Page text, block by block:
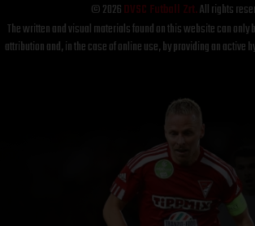
© 2026DVSC Futball Zrt.All rights
The written and visual materials found on this website can only
attribution and, in the case of online use, by providing an active